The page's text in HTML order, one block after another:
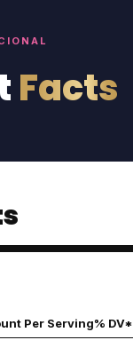
Facts
Per Serving% DV*